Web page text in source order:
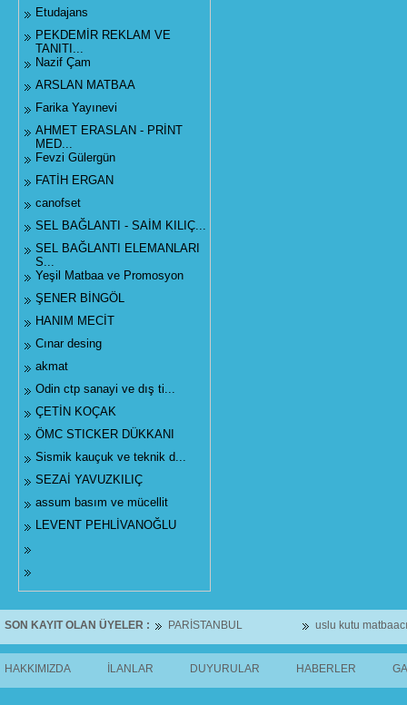
Etudajans
PEKDEMİR REKLAM VE
TANITI...
Nazif Çam
ARSLAN MATBAA
Farika Yayınevi
AHMET ERASLAN - PRİNT
MED...
Fevzi Gülergün
FATİH ERGAN
canofset
SEL BAĞLANTI - SAİM KILIÇ...
SEL BAĞLANTI ELEMANLARI
S...
Yeşil Matbaa ve Promosyon
ŞENER BİNGÖL
HANIM MECİT
Cınar desing
akmat
Odin ctp sanayi ve dış ti...
ÇETİN KOÇAK
ÖMC STICKER DÜKKANI
Sismik kauçuk ve teknik d...
SEZAİ YAVUZKILIÇ
assum basım ve mücellit
LEVENT PEHLİVANOĞLU
SON KAYIT OLAN ÜYELER : PARİSTANBUL uslu kutu matbaacılık
HAKKIMIZDA İLANLAR DUYURULAR HABERLER